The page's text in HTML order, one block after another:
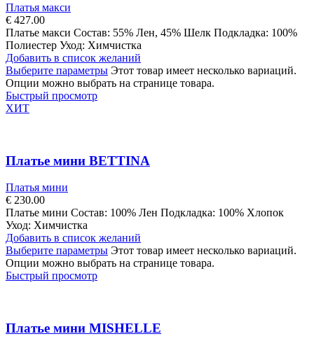
Платья макси
€ 427.00
Платье макси Состав: 55% Лен, 45% Шелк Подкладка: 100%
Полиестер Уход: Химчистка
Добавить в список желаний
Выберите параметры Этот товар имеет несколько вариаций.
Опции можно выбрать на странице товара.
Быстрый просмотр
ХИТ
Платье мини BETTINA
Платья мини
€ 230.00
Платье мини Состав: 100% Лен Подкладка: 100% Хлопок
Уход: Химчистка
Добавить в список желаний
Выберите параметры Этот товар имеет несколько вариаций.
Опции можно выбрать на странице товара.
Быстрый просмотр
Платье мини MISHELLE